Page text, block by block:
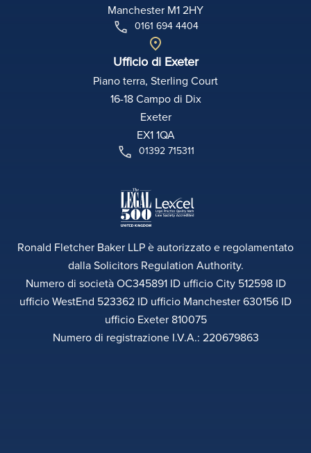
Manchester M1 2HY
0161 694 4404
Ufficio di Exeter
Piano terra, Sterling Court
16-18 Campo di Dix
Exeter
EX1 1QA
01392 715311
Ronald Fletcher Baker LLP è autorizzato e regolamentato
dalla Solicitors Regulation Authority.
Numero di società OC345891 ID ufficio City 512598 ID
ufficio WestEnd 523362 ID ufficio Manchester 630156 ID
ufficio Exeter 810075
Numero di registrazione I.V.A.: 220679863